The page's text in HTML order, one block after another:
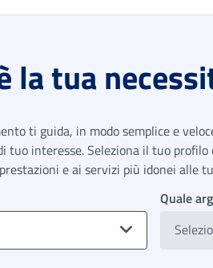
la tua
ti guida, in modo semplice e
tuo interesse. Seleziona il tuo profilo
e ai servizi più idonei alle
Quale